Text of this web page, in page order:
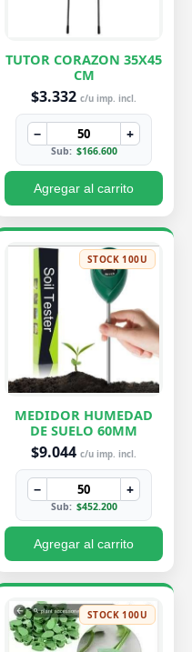
TUTOR CORAZON 35X45
CM
$3.332 c/u imp. incl.
− +
Sub: $166.600
Agregar al carrito
STOCK 100U
MEDIDOR HUMEDAD
DE SUELO 60MM
$9.044 c/u imp. incl.
− +
Sub: $452.200
Agregar al carrito
STOCK 100U